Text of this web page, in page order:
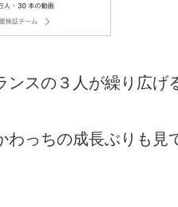
ンスの３人が繰り広げ
わっちの成長ぶりも見